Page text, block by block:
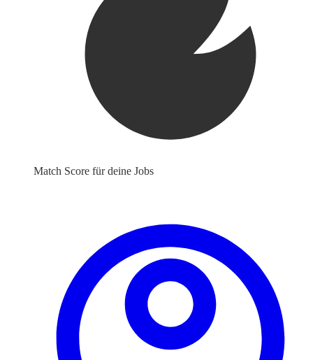
Match Score für deine Jobs